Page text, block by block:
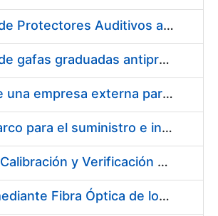
Suministro de Protectores Auditivos a medida para las personas trabajadoras de los Centros de Trabajo de Madrid y Burgos
Suministro de gafas graduadas antiproyecciones para los trabajadores de la FNMT-RCM en los centros de trabajo de Madrid y Burgos
Servicios de una empresa externa para el asesoramiento y resolución de los recursos de alzada que se presentan relacionados con procesos de selección para la FNMT-RCM
Acuerdo marco para el suministro e instalación de persianas, estores y otros complementos
Servicio de Calibración y Verificación Externa de los Equipos de Medición del Servicio de Prevención de la FNMT-RCM
Conexión mediante Fibra Óptica de los Centros de Proceso de Datos (CPDs) de las sedes de la FNMT-RCM de Burgos y Madrid